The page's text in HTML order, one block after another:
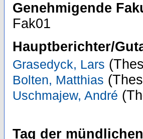
Genehmigende
Fak01
Hauptberichter/
Grasedyck, Lars
Bolten, Matthias
Uschmajew, André
Tag der